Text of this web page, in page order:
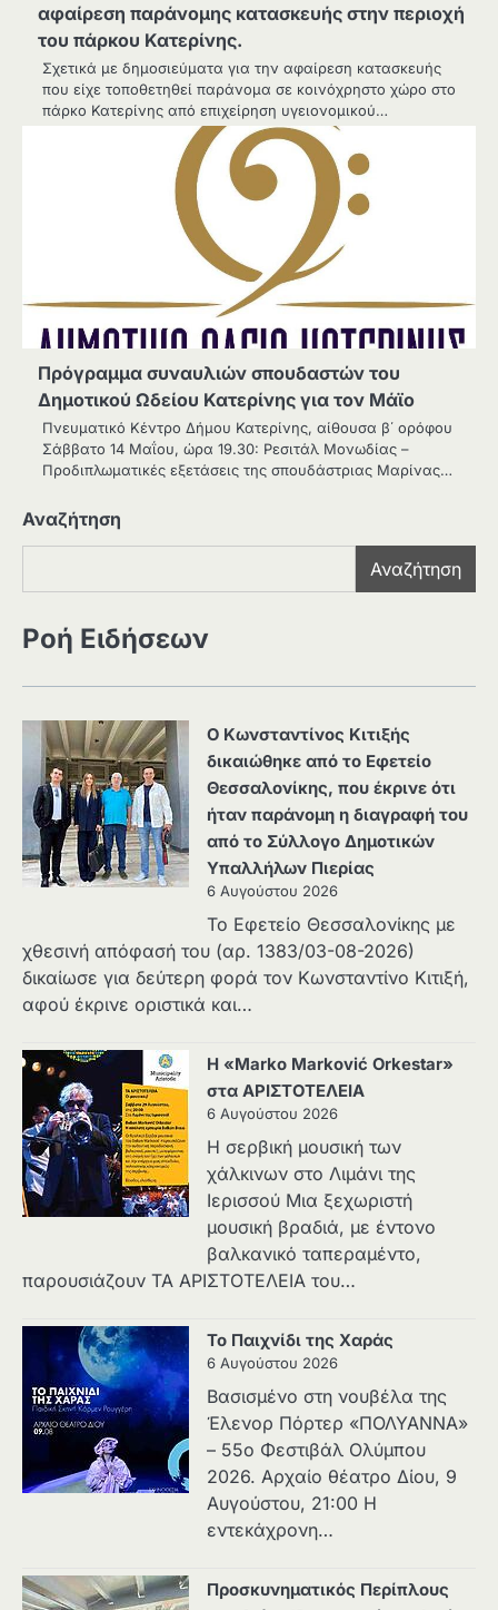
αφαίρεση παράνομης κατασκευής στην περιοχή
του πάρκου Κατερίνης.
Σχετικά με δημοσιεύματα για την αφαίρεση κατασκευής
που είχε τοποθετηθεί παράνομα σε κοινόχρηστο χώρο στο
πάρκο Κατερίνης από επιχείρηση υγειονομικού…
Πρόγραμμα συναυλιών σπουδαστών του
Δημοτικού Ωδείου Κατερίνης για τον Μάϊο
Πνευματικό Κέντρο Δήμου Κατερίνης, αίθουσα β΄ ορόφου
Σάββατο 14 Μαΐου, ώρα 19.30: Ρεσιτάλ Μονωδίας –
Προδιπλωματικές εξετάσεις της σπουδάστριας Μαρίνας…
Αναζήτηση
Αναζήτηση
Ροή Ειδήσεων
Ο Κωνσταντίνος Κιτιξής
δικαιώθηκε από το Εφετείο
Θεσσαλονίκης, που έκρινε ότι
ήταν παράνομη η διαγραφή του
από το Σύλλογο Δημοτικών
Υπαλλήλων Πιερίας
6 Αυγούστου 2026
Το Εφετείο Θεσσαλονίκης με
χθεσινή απόφασή του (αρ. 1383/03-08-2026)
δικαίωσε για δεύτερη φορά τον Κωνσταντίνο Κιτιξή,
αφού έκρινε οριστικά και…
Η «Marko Marković Orkestar»
στα ΑΡΙΣΤΟΤΕΛΕΙΑ
6 Αυγούστου 2026
Η σερβική μουσική των
χάλκινων στο Λιμάνι της
Ιερισσού Μια ξεχωριστή
μουσική βραδιά, με έντονο
βαλκανικό ταπεραμέντο,
παρουσιάζουν ΤΑ ΑΡΙΣΤΟΤΕΛΕΙΑ του…
Το Παιχνίδι της Χαράς
6 Αυγούστου 2026
Βασισμένο στη νουβέλα της
Έλενορ Πόρτερ «ΠΟΛΥΑΝΝΑ»
– 55ο Φεστιβάλ Ολύμπου
2026. Αρχαίο θέατρο Δίου, 9
Αυγούστου, 21:00 Η
εντεκάχρονη…
Προσκυνηματικός Περίπλους